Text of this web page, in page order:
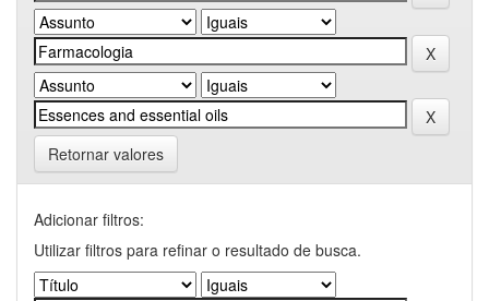
Retornar valores
Adicionar filtros:
Utilizar filtros para refinar o resultado de busca.